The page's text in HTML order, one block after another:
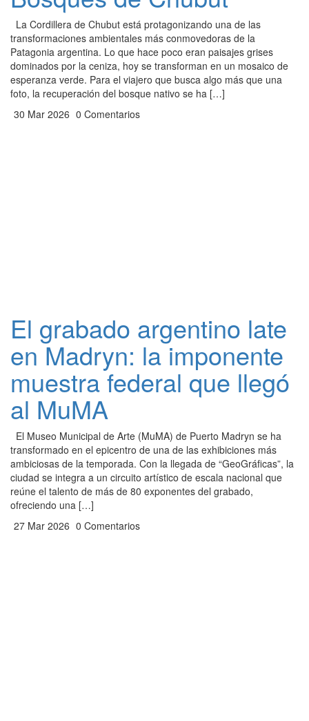
La Cordillera de Chubut está protagonizando una de las
transformaciones ambientales más conmovedoras de la
Patagonia argentina. Lo que hace poco eran paisajes grises
dominados por la ceniza, hoy se transforman en un mosaico de
esperanza verde. Para el viajero que busca algo más que una
foto, la recuperación del bosque nativo se ha […]
30 Mar 2026 0 Comentarios
El grabado argentino late
en Madryn: la imponente
muestra federal que llegó
al MuMA
El Museo Municipal de Arte (MuMA) de Puerto Madryn se ha
transformado en el epicentro de una de las exhibiciones más
ambiciosas de la temporada. Con la llegada de “GeoGráficas”, la
ciudad se integra a un circuito artístico de escala nacional que
reúne el talento de más de 80 exponentes del grabado,
ofreciendo una […]
27 Mar 2026 0 Comentarios